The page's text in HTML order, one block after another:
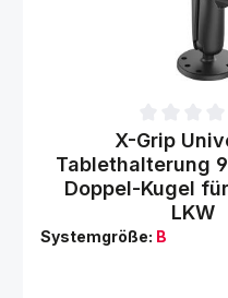
Durchschnittliche
X-Grip
Tablethalterung
Doppel-Kugel
LKW
Systemgröße: B